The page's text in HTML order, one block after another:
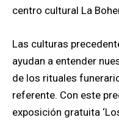
centro cultural La
Las culturas
ayudan a entender
de los rituales
referente. Con este
exposición gratuita